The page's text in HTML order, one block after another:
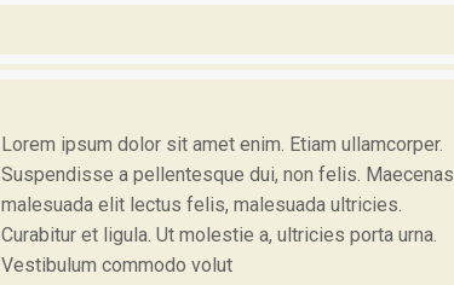
Lorem ipsum dolor sit amet enim. Etiam ullamcorper.
Suspendisse a pellentesque dui, non felis. Maecenas
malesuada elit lectus felis, malesuada ultricies.
Curabitur et ligula. Ut molestie a, ultricies porta urna.
Vestibulum commodo volut